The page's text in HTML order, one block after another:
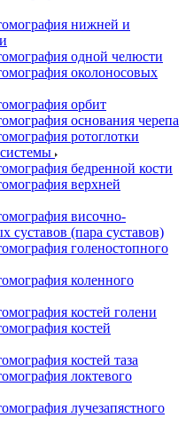
нижней и
одной челюсти
околоносовых
орбит
основания черепа
ротоглотки
бедренной кости
верхней
височно-
суставов (пара суставов)
голеностопного
коленного
костей голени
костей
костей таза
локтевого
лучезапястного